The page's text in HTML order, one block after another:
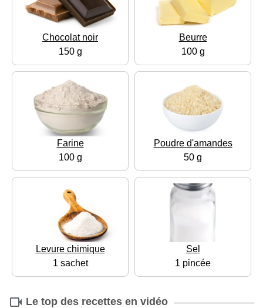
Chocolat noir
150 g
Beurre
100 g
Farine
100 g
Poudre d'amandes
50 g
Levure chimique
1 sachet
Sel
1 pincée
Le top des recettes en vidéo